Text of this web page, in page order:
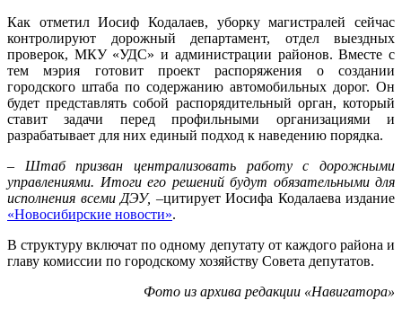
Как отметил Иосиф Кодалаев, уборку магистралей сейчас
контролируют дорожный департамент, отдел выездных
проверок, МКУ «УДС» и администрации районов. Вместе с
тем мэрия готовит проект распоряжения о создании
городского штаба по содержанию автомобильных дорог. Он
будет представлять собой распорядительный орган, который
ставит задачи перед профильными организациями и
разрабатывает для них единый подход к наведению порядка.
– Штаб призван централизовать работу с дорожными
управлениями. Итоги его решений будут обязательными для
исполнения всеми ДЭУ, –цитирует Иосифа Кодалаева издание
«Новосибирские новости».
В структуру включат по одному депутату от каждого района и
главу комиссии по городскому хозяйству Совета депутатов.
Фото из архива редакции «Навигатора»